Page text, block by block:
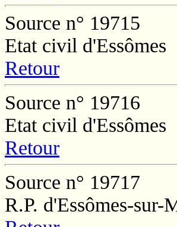
Source n° 19715
Etat civil d'Essômes
Retour
Source n° 19716
Etat civil d'Essômes
Retour
Source n° 19717
R.P. d'Essômes-sur-